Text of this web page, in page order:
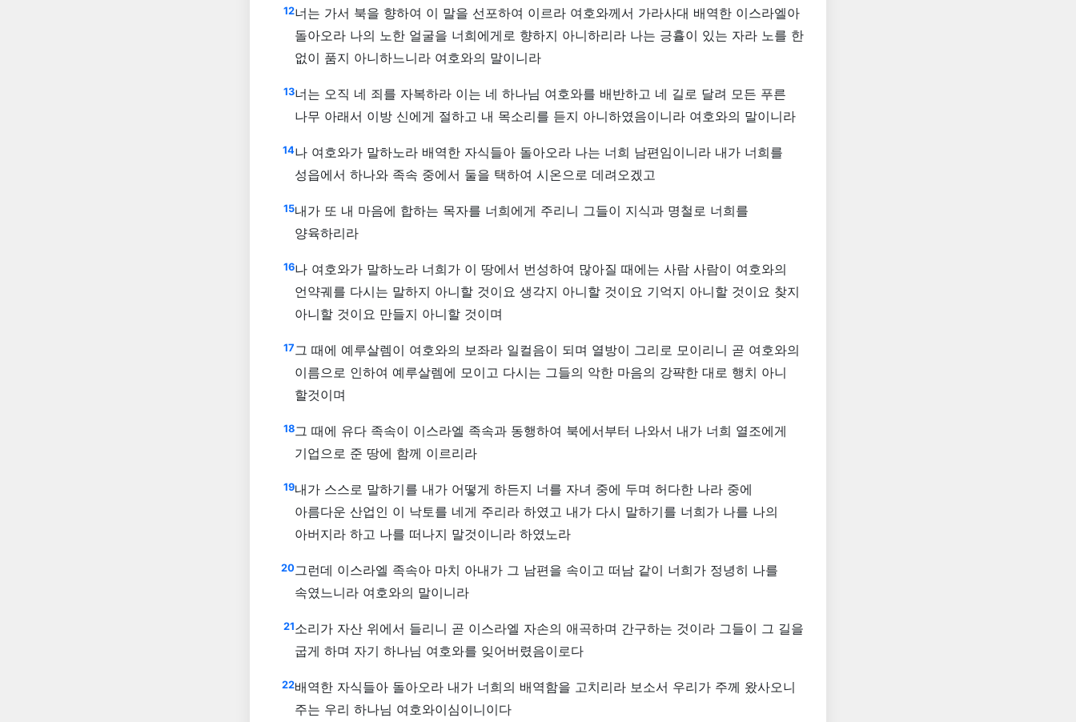
12너는 가서 북을 향하여 이 말을 선포하여 이르라 여호와께서 가라사대 배역한 이스라엘아
돌아오라 나의 노한 얼굴을 너희에게로 향하지 아니하리라 나는 긍휼이 있는 자라 노를 한
없이 품지 아니하느니라 여호와의 말이니라
13너는 오직 네 죄를 자복하라 이는 네 하나님 여호와를 배반하고 네 길로 달려 모든 푸른
나무 아래서 이방 신에게 절하고 내 목소리를 듣지 아니하였음이니라 여호와의 말이니라
14나 여호와가 말하노라 배역한 자식들아 돌아오라 나는 너희 남편임이니라 내가 너희를
성읍에서 하나와 족속 중에서 둘을 택하여 시온으로 데려오겠고
15내가 또 내 마음에 합하는 목자를 너희에게 주리니 그들이 지식과 명철로 너희를
양육하리라
16나 여호와가 말하노라 너희가 이 땅에서 번성하여 많아질 때에는 사람 사람이 여호와의
언약궤를 다시는 말하지 아니할 것이요 생각지 아니할 것이요 기억지 아니할 것이요 찾지
아니할 것이요 만들지 아니할 것이며
17그 때에 예루살렘이 여호와의 보좌라 일컬음이 되며 열방이 그리로 모이리니 곧 여호와의
이름으로 인하여 예루살렘에 모이고 다시는 그들의 악한 마음의 강퍅한 대로 행치 아니
할것이며
18그 때에 유다 족속이 이스라엘 족속과 동행하여 북에서부터 나와서 내가 너희 열조에게
기업으로 준 땅에 함께 이르리라
19내가 스스로 말하기를 내가 어떻게 하든지 너를 자녀 중에 두며 허다한 나라 중에
아름다운 산업인 이 낙토를 네게 주리라 하였고 내가 다시 말하기를 너희가 나를 나의
아버지라 하고 나를 떠나지 말것이니라 하였노라
20그런데 이스라엘 족속아 마치 아내가 그 남편을 속이고 떠남 같이 너희가 정녕히 나를
속였느니라 여호와의 말이니라
21소리가 자산 위에서 들리니 곧 이스라엘 자손의 애곡하며 간구하는 것이라 그들이 그 길을
굽게 하며 자기 하나님 여호와를 잊어버렸음이로다
22배역한 자식들아 돌아오라 내가 너희의 배역함을 고치리라 보소서 우리가 주께 왔사오니
주는 우리 하나님 여호와이심이니이다